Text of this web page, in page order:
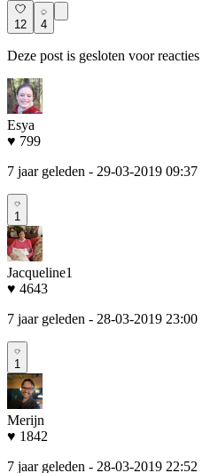
12 4
Deze post is gesloten voor reacties
Esya
♥ 799
7 jaar geleden - 29-03-2019 09:37
1
Jacqueline1
♥ 4643
7 jaar geleden - 28-03-2019 23:00
1
Merijn
♥ 1842
7 jaar geleden - 28-03-2019 22:52